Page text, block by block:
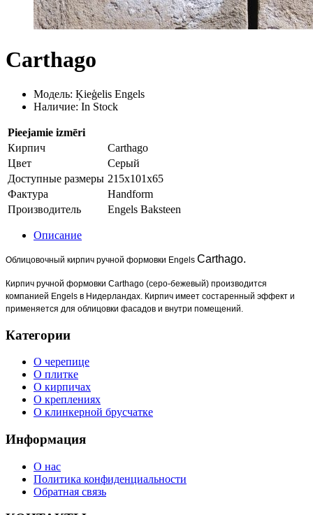
Carthago
Модель: Ķieģelis Engels
Наличие: In Stock
Pieejamie izmēri
Кирпич
Carthago
Цвет
Серый
Доступные размеры 215x101x65
Фактура
Handform
Производитель
Engels Baksteen
Описание
Облицовочный кирпич ручной формовки Engels Carthago.
Кирпич ручной формовки Carthago (серо-бежевый) производится
компанией Engels в Нидерландах. Кирпич имеет состаренный эффект и
применяется для облицовки фасадов и внутри помещений.
Категории
О черепице
О плитке
О кирпичах
О креплениях
О клинкерной брусчатке
Информация
О нас
Политика конфиденциальности
Обратная связь